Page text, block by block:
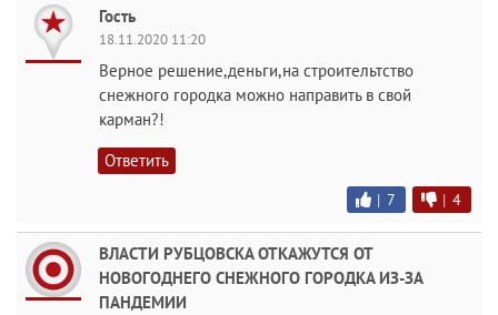
Гость
18.11.2020 11:20
Верное решение,деньги,на строительтство
снежного городка можно направить в свой
карман?!
Ответить
| 7 | 4
ВЛАСТИ РУБЦОВСКА ОТКАЖУТСЯ ОТ
НОВОГОДНЕГО СНЕЖНОГО ГОРОДКА ИЗ-ЗА
ПАНДЕМИИ